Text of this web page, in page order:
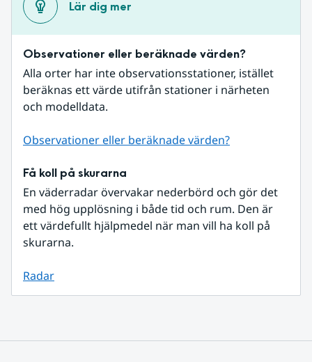
Lär dig mer
Observationer eller beräknade värden?
Alla orter har inte observationsstationer, istället
beräknas ett värde utifrån stationer i närheten
och modelldata.
Observationer eller beräknade värden?
Få koll på skurarna
En väderradar övervakar nederbörd och gör det
med hög upplösning i både tid och rum. Den är
ett värdefullt hjälpmedel när man vill ha koll på
skurarna.
Radar